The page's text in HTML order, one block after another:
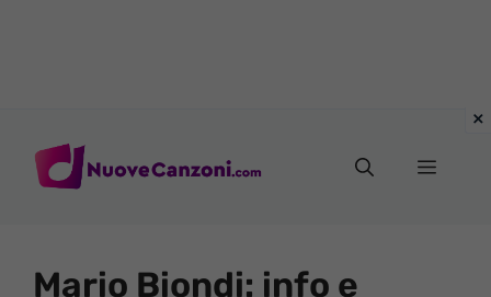
Menu
Mario Biondi: info e